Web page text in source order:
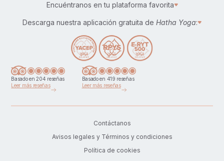
Encuéntranos en tu plataforma favorita
Descarga nuestra aplicación gratuita de Hatha Yoga:
Basado en 204 reseñas
Leer más reseñas
Basado en 419 reseñas
Leer más reseñas
Contáctanos
Avisos legales y Términos y condiciones
Política de cookies